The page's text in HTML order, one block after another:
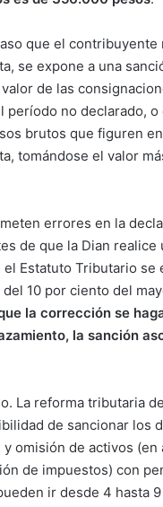
que el contribuyente
se expone a una
de las
período no declarado, o
brutos que figuren
tomándose el valor
errores en la
de que la Dian realice
Estatuto Tributario se
10 por ciento del
la corrección se
la sanción
La reforma tributaria
de sancionar los
omisión de activos (en
de impuestos) con
ir desde 4 hasta 9